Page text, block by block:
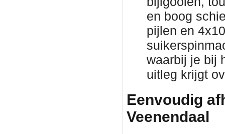
en boog
pijlen en
waarbij je bij
uitleg krijgt
Eenvoudig
Veenendaal